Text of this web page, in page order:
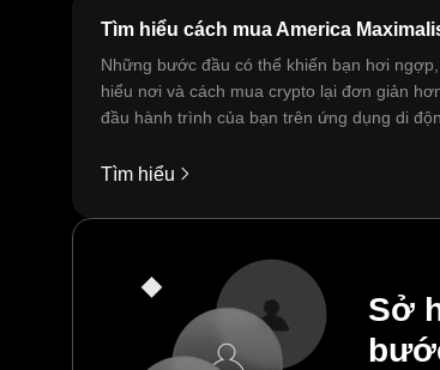
Tìm hiểu cách mua America
Những bước đầu có thể khiến bạn hơi
hiểu nơi và cách mua crypto lại đơn giản
đầu hành trình của bạn trên ứng dụng di
Tìm hiểu
Sở